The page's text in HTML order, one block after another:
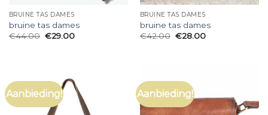
BRUINE TAS DAMES
bruine tas dames
€44.00 €29.00
BRUINE TAS DAMES
bruine tas dames
€42.00 €28.00
Aanbieding! Aanbieding!